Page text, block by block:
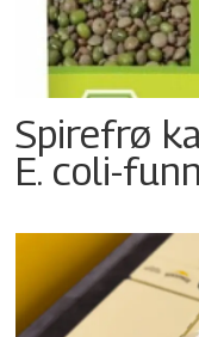
Spirefrø
E. coli-funn